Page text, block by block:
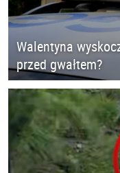
Walentyna
przed gwałtem?